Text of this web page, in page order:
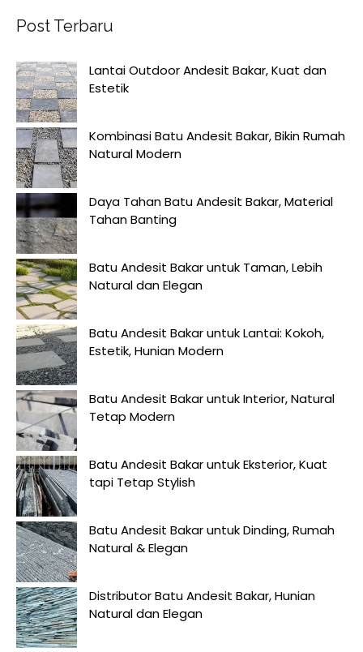
Post Terbaru
Lantai Outdoor Andesit Bakar, Kuat dan
Estetik
Kombinasi Batu Andesit Bakar, Bikin Rumah
Natural Modern
Daya Tahan Batu Andesit Bakar, Material
Tahan Banting
Batu Andesit Bakar untuk Taman, Lebih
Natural dan Elegan
Batu Andesit Bakar untuk Lantai: Kokoh,
Estetik, Hunian Modern
Batu Andesit Bakar untuk Interior, Natural
Tetap Modern
Batu Andesit Bakar untuk Eksterior, Kuat
tapi Tetap Stylish
Batu Andesit Bakar untuk Dinding, Rumah
Natural & Elegan
Distributor Batu Andesit Bakar, Hunian
Natural dan Elegan